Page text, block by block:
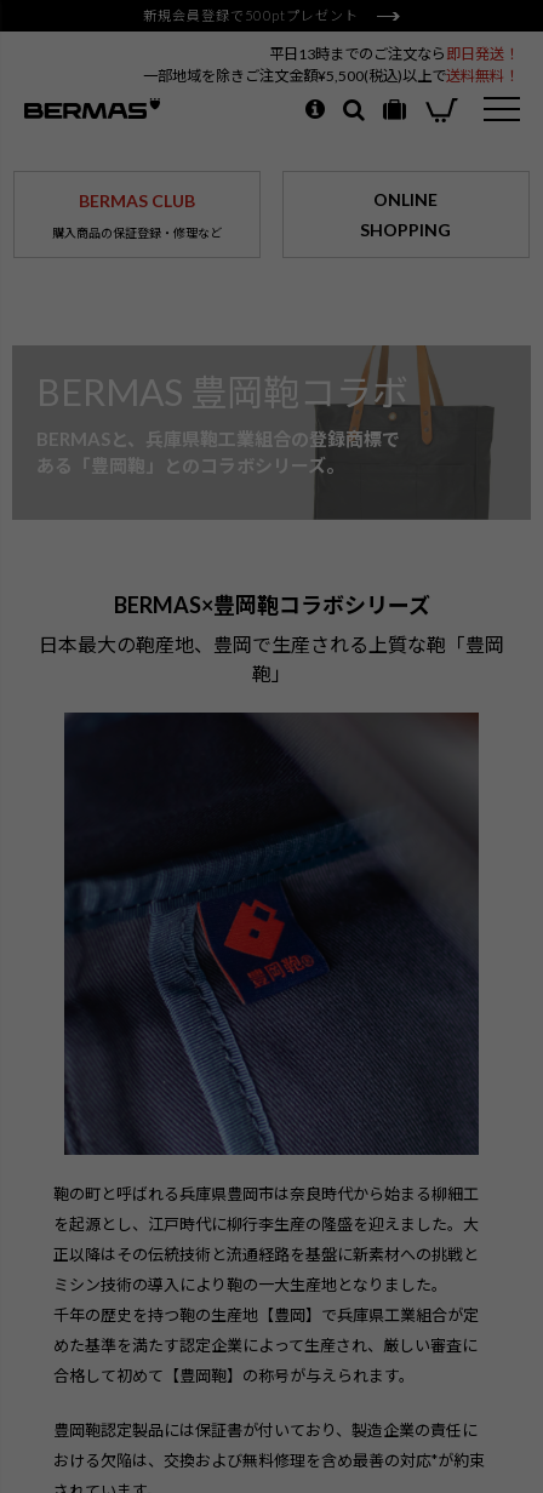
新規会員登録で500ptプレゼント
平日13時までのご注文なら 即日発送！
一部地域を除きご注文金額¥5,500(税込)以上で送料無料！
BERMAS CLUB
購入商品の保証登録・修理など
ONLINE
SHOPPING
BERMAS 豊岡鞄コラボ
BERMASと、兵庫県鞄工業組合の登録商標で
ある「豊岡鞄」とのコラボシリーズ。
BERMAS×豊岡鞄コラボシリーズ
日本最大の鞄産地、豊岡で生産される上質な鞄「豊岡
鞄」
鞄の町と呼ばれる兵庫県豊岡市は奈良時代から始まる柳細工
を起源とし、江戸時代に柳行李生産の隆盛を迎えました。大
正以降はその伝統技術と流通経路を基盤に新素材への挑戦と
ミシン技術の導入により鞄の一大生産地となりました。
千年の歴史を持つ鞄の生産地【豊岡】で兵庫県工業組合が定
めた基準を満たす認定企業によって生産され、厳しい審査に
合格して初めて【豊岡鞄】の称号が与えられます。
豊岡鞄認定製品には保証書が付いており、製造企業の責任に
おける欠陥は、交換および無料修理を含め最善の対応*が約束